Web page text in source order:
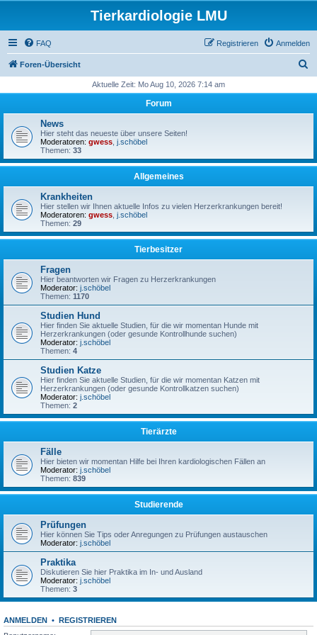
Tierkardiologie LMU
FAQ Anmelden
Registrieren
Foren-Übersicht
h
Aktuelle Zeit: Mo Aug 10, 2026 7:14 am
Forum
News
Hier steht das neueste über unsere Seiten!
Moderatoren: gwess j.schöbel
Themen: 33
Allgemeines
Krankheiten
Hier stellen wir Ihnen aktuelle Infos zu vielen Herzerkrankungen bereit!
Moderatoren: gwess j.schöbel
Themen: 29
Tierbesitzer
Fragen
Hier beantworten wir Fragen zu Herzerkrankungen
Moderator: j.schöbel
Themen: 1170
Studien Hund
Hier finden Sie aktuelle Studien, für die wir momentan Hunde mit
Herzerkrankungen (oder gesunde Kontrollhunde suchen)
Moderator: j.schöbel
Themen: 4
Studien Katze
Hier finden Sie aktuelle Studien, für die wir momentan Katzen mit
Herzerkrankungen (oder gesunde Kontrollkatzen suchen)
Moderator: j.schöbel
Themen: 2
Tierärzte
Fälle
Hier bieten wir momentan Hilfe bei Ihren kardiologischen Fällen an
Moderator: j.schöbel
Themen: 839
Studierende
Prüfungen
Hier können Sie Tips oder Anregungen zu Prüfungen austauschen
Moderator: j.schöbel
Praktika
Diskutieren Sie hier Praktika im In- und Ausland
Moderator: j.schöbel
Themen: 3
ANMELDEN • REGISTRIEREN